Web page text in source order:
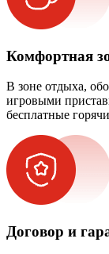
Комфортная
В зоне отдыха,
игровыми
бесплатные
Договор и